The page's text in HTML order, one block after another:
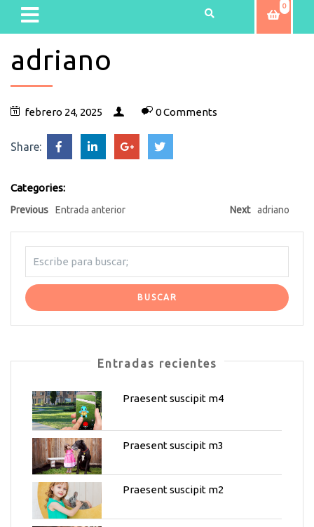
0
adriano
febrero 24, 2025 0 Comments
Share:
Categories:
Previous Entrada anterior Next adriano
Entradas recientes
Praesent suscipit m4
Praesent suscipit m3
Praesent suscipit m2